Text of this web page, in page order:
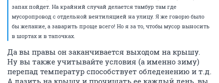
Здесь прорисовывают идеальный дом с идеальными
жильцами. А такие моменты, что половина дома не
будет платить за услуги УК, это тоже надо
учитывать. Соответственно, не надо всю
ответственность вешать на УК, т.к. в свое время она
оправдается не полными платежами собственников.
ОТВЕТИТЬ